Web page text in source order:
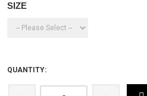
SIZE
QUANTITY: